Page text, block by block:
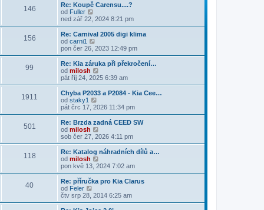
146
Re: Koupě Carensu....?
od Fuller
o
b
r
a
z
p
o
s
e
d
n
í
p
ř
í
s
p
ě
v
e
k
ned zář 22, 2024 8:21 pm
156
Re: Carnival 2005 digi klima
od carni1
o
b
r
a
z
t
p
o
s
e
d
n
í
p
ř
í
s
p
v
e
pon čer 26, 2023 12:49 pm
99
Re: Kia záruka při překročení…
od milosh
o
b
r
z
p
o
s
e
n
í
p
í
s
pát říj 24, 2025 6:39 am
1911
Chyba P2033 a P2084 - Kia Cee…
od staky1
o
b
r
a
z
p
o
s
e
n
í
pát črc 17, 2026 11:34 pm
501
Re: Brzda zadná CEED SW
od milosh
o
b
r
z
p
o
s
sob čer 27, 2026 4:11 pm
118
Re: Katalog náhradních dílů a…
od milosh
o
b
r
a
z
pon kvě 13, 2024 7:02 am
40
Re: příručka pro Kia Clarus
od Feler
o
b
r
čtv srp 28, 2014 6:25 am